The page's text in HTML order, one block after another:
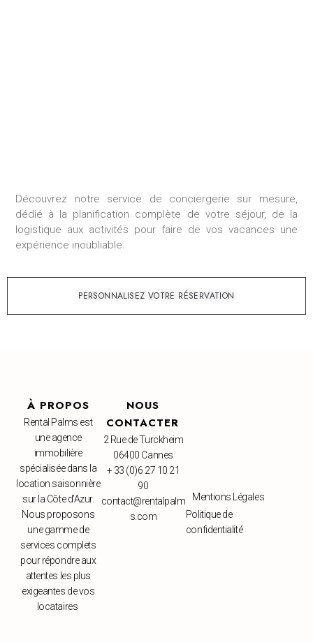
Découvrez notre service de conciergerie sur mesure,
dédié à la planification complète de votre séjour, de la
logistique aux activités pour faire de vos vacances une
expérience inoubliable.
PERSONNALISEZ VOTRE RÉSERVATION
À PROPOS
Rental Palms est
une agence
immobilière
spécialisée dans la
location saisonnière
sur la Côte d’Azur.
Nous proposons
une gamme de
services complets
pour répondre aux
attentes les plus
exigeantes de vos
locataires
NOUS
CONTACTER
2 Rue de Turckheim
06400 Cannes
+ 33 (0)6 27 10 21
90
contact@rentalpalm
s.com
Mentions Légales
Politique de
confidentialité